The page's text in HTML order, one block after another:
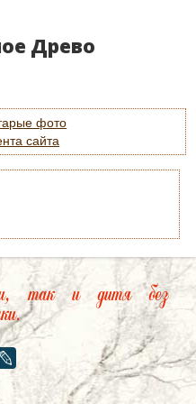
Древо
фото
сайта
так и дитя без